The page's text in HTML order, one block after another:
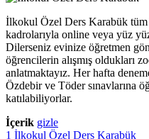
İlkokul Özel Ders Karabük
kadrolarıyla online veya yüz
Dilerseniz evinize öğretmen
öğrencilerin alışmış oldukları
anlatmaktayız. Her hafta
Özdebir ve Töder sınavlarına
katılabiliyorlar.
İçerik gizle
1 İlkokul Özel Ders Karabük